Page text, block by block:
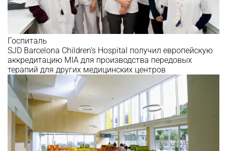
Госпиталь
SJD Barcelona Children's Hospital получил европейскую
аккредитацию MIA для производства передовых
терапий для других медицинских центров